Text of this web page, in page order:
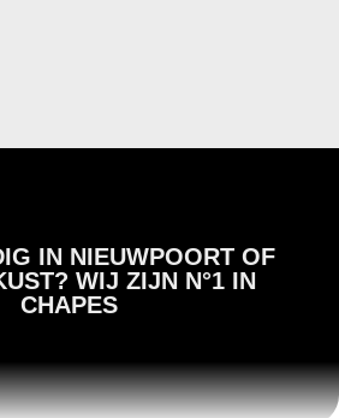
IN NIEUWPOORT OF
WIJ ZIJN N°1 IN
CHAPES